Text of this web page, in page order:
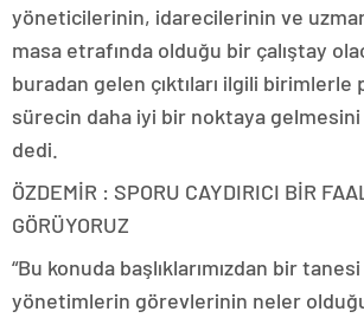
yöneticilerinin, idarecilerinin ve
masa etrafında olduğu bir çalıştay
buradan gelen çıktıları ilgili birimlerle
sürecin daha iyi bir noktaya gelmesini
dedi.
ÖZDEMİR : SPORU CAYDIRICI BİR
GÖRÜYORUZ
“Bu konuda başlıklarımızdan bir
yönetimlerin görevlerinin neler